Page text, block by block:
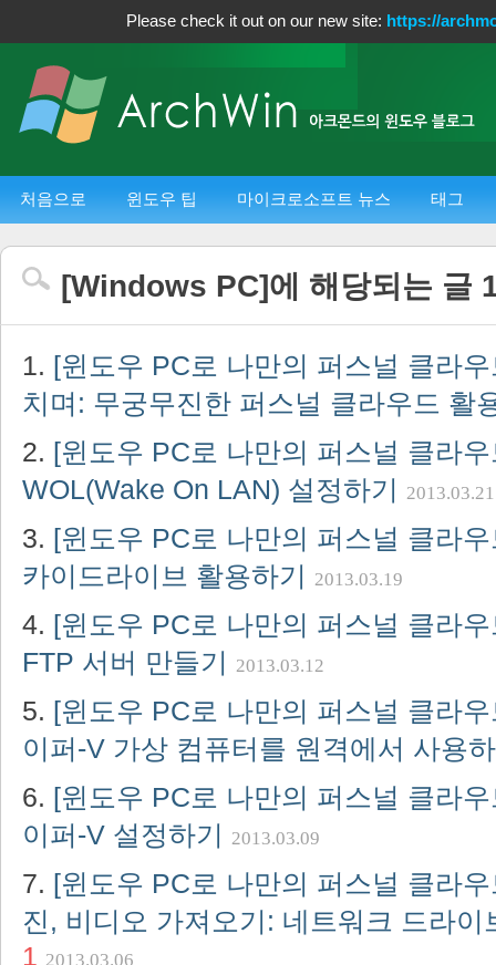
Please check it out on our new site: https://
처음으로 윈도우 팁 마이크로소프트 뉴스 태그
[Windows PC]에 해당되는 글
[윈도우 PC로 나만의 퍼스널 클라
치며: 무궁무진한 퍼스널 클라우드 활
[윈도우 PC로 나만의 퍼스널 클라
WOL(Wake On LAN) 설정하기 2013.03.21
[윈도우 PC로 나만의 퍼스널 클라
카이드라이브 활용하기 2013.03.19
[윈도우 PC로 나만의 퍼스널 클라
FTP 서버 만들기 2013.03.12
[윈도우 PC로 나만의 퍼스널 클라
이퍼-V 가상 컴퓨터를 원격에서 사용
[윈도우 PC로 나만의 퍼스널 클라
이퍼-V 설정하기 2013.03.09
[윈도우 PC로 나만의 퍼스널 클라
진, 비디오 가져오기: 네트워크 드라이
1 2013.03.06